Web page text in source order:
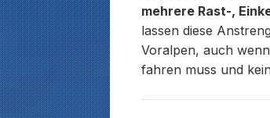
mehrere Rast-,
lassen diese
Voralpen, auch
fahren muss und